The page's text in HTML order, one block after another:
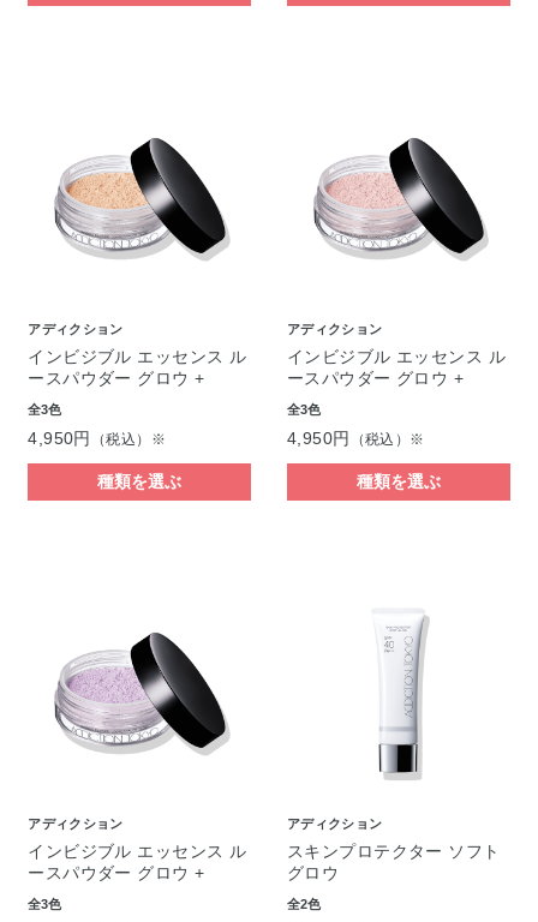
アディクション
インビジブル エッセンス ル
ースパウダー グロウ +
全3色
4,950円 （税込）※
種類を選ぶ
アディクション
インビジブル エッセンス ル
ースパウダー グロウ +
全3色
4,950円 （税込）※
種類を選ぶ
アディクション
インビジブル エッセンス ル
ースパウダー グロウ +
全3色
アディクション
スキンプロテクター ソフト
グロウ
全2色